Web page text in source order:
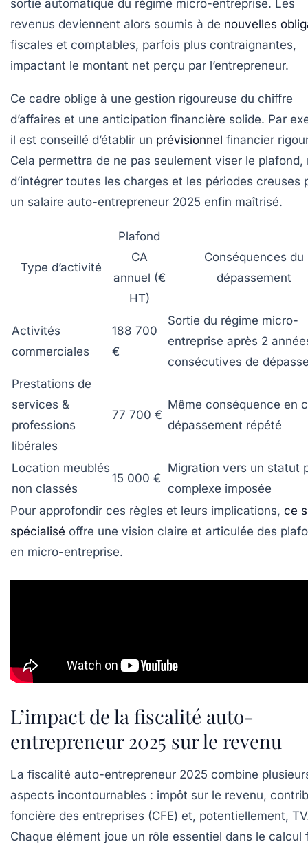
sortie automatique du régime micro-entreprise. Les
revenus deviennent alors soumis à de nouvelles
fiscales et comptables, parfois plus contraignantes,
impactant le montant net perçu par l’entrepreneur.
Ce cadre oblige à une gestion rigoureuse du chiffre
d’affaires et une anticipation financière solide. Par
il est conseillé d’établir un prévisionnel financier
Cela permettra de ne pas seulement viser le plafond,
d’intégrer toutes les charges et les périodes creuses
un salaire auto-entrepreneur 2025 enfin maîtrisé.
Type d’activité
Plafond
CA
annuel (€
HT)
Conséquences du
dépassement
Activités
commerciales
188 700
€
Sortie du régime micro-
entreprise après 2
consécutives de
Prestations de
services &
professions
libérales
77 700 €
Même conséquence en
dépassement répété
Location meublés
non classés
15 000 €
Migration vers un statut
complexe imposée
Pour approfondir ces règles et leurs implications, ce
spécialisé offre une vision claire et articulée des
en micro-entreprise.
L’impact de la fiscalité auto-
entrepreneur 2025 sur le revenu
La fiscalité auto-entrepreneur 2025 combine
aspects incontournables : impôt sur le revenu,
foncière des entreprises (CFE) et, potentiellement,
Chaque élément joue un rôle essentiel dans le calcul